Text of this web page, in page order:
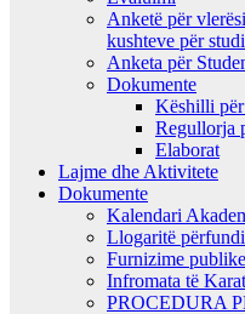
Anketë për
kushteve për
Anketa për
Dokumente
Këshilli
Regullorja
Elaborat
Lajme dhe Aktivitete
Dokumente
Kalendari
Llogaritë
Furnizime publike
Infromata të
PROCEDURA